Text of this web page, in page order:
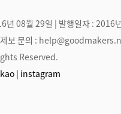
년 08월 29일 | 발행일자 : 2016
제보 문의 :
Reserved.
| instagram